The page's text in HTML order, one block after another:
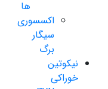
ها
اکسسوری
سیگار
برگ
نیکوتین
خوراکی